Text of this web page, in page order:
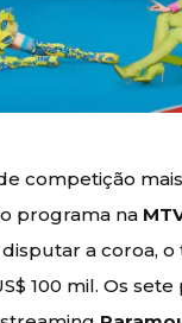
competição
programa na
a coroa,
100 mil. Os